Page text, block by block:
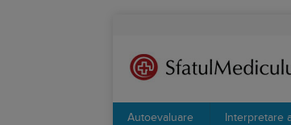
Autoevaluare Interpretare